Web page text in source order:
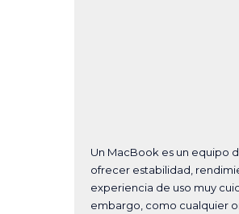
Un MacBook es un equipo
ofrecer estabilidad,
experiencia de uso muy
embargo, como cualquier